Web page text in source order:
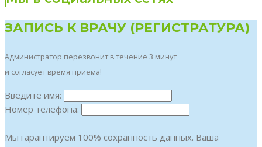
ЗАПИСЬ К ВРАЧУ (РЕГИСТРАТУРА)
Администратор перезвонит в течение 3 минут
и согласует время приема!
Введите имя:
Номер телефона:
Мы гарантируем 100% сохранность данных. Ваша